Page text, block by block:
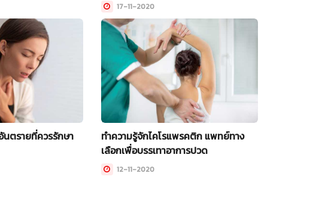
17-11-2020
นตรายที่ควรรักษา
ทำความรู้จักไคโรแพรคติก แพทย์ทาง
เลือกเพื่อบรรเทาอาการปวด
12-11-2020